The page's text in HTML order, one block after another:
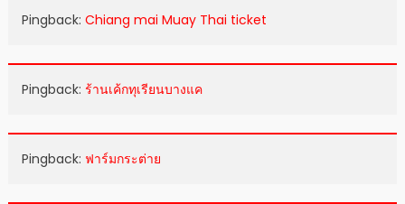
Pingback: Chiang mai Muay Thai ticket
Pingback: ร้านเค้กทุเรียนบางแค
Pingback: ฟาร์มกระต่าย